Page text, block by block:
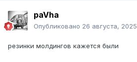
paVha
Опубликовано 26 августа, 2025
резинки молдингов кажется были